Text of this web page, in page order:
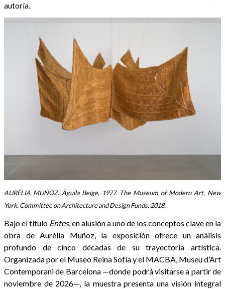
autoría.
AURÈLIA MUÑOZ. Àguila Beige, 1977. The Museum of Modern Art, New
York. Committee on Architecture and Design Funds, 2018.
Bajo el título Entes, en alusión a uno de los conceptos clave en la
obra de Aurèlia Muñoz, la exposición ofrece un análisis
profundo de cinco décadas de su trayectoria artística.
Organizada por el Museo Reina Sofía y el MACBA, Museu d’Art
Contemporani de Barcelona —donde podrá visitarse a partir de
noviembre de 2026—, la muestra presenta una visión integral